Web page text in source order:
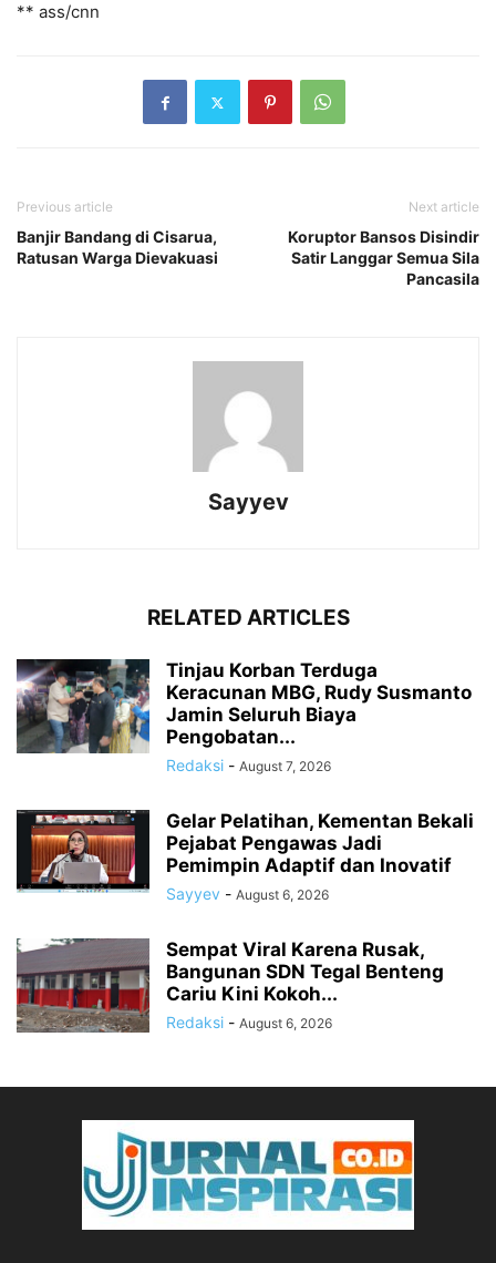
** ass/cnn
Previous article
Banjir Bandang di Cisarua,
Ratusan Warga Dievakuasi
Next article
Koruptor Bansos Disindir
Satir Langgar Semua Sila
Pancasila
Sayyev
RELATED ARTICLES
Tinjau Korban Terduga
Keracunan MBG, Rudy Susmanto
Jamin Seluruh Biaya
Pengobatan...
Redaksi - August 7, 2026
Gelar Pelatihan, Kementan Bekali
Pejabat Pengawas Jadi
Pemimpin Adaptif dan Inovatif
Sayyev - August 6, 2026
Sempat Viral Karena Rusak,
Bangunan SDN Tegal Benteng
Cariu Kini Kokoh...
Redaksi - August 6, 2026